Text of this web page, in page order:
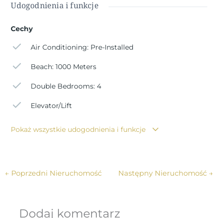
Udogodnienia i funkcje
Cechy
Air Conditioning: Pre-Installed
Beach: 1000 Meters
Double Bedrooms: 4
Elevator/Lift
Pokaż wszystkie udogodnienia i funkcje
← Poprzedni Nieruchomość Następny Nieruchomość →
Dodaj komentarz